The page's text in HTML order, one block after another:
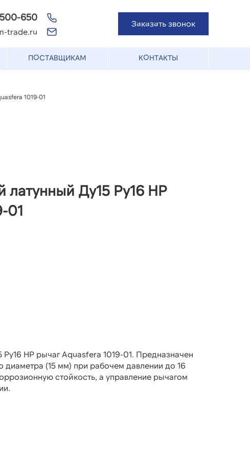
650
trade.ru
Заказать звонок
ПОСТАВЩИКАМ КОНТАКТЫ
1019-01
Ду15 Ру16 НР
01
НР рычаг Aquasfera 1019-01. Предназначен
диаметра (15 мм) при рабочем давлении до 16
стойкость, а управление рычагом